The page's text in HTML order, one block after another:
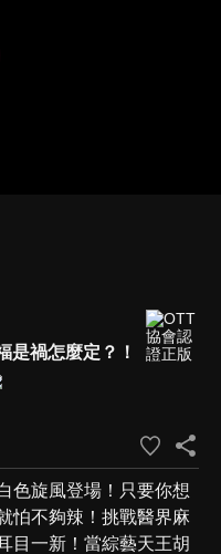
是禍怎麼定？！
色旋風登場！只要你想
怕不夠辣！挑戰醫界麻
目一新！當綜藝天王胡